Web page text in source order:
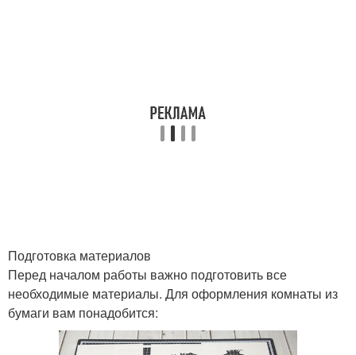
Подготовка материалов
Перед началом работы важно подготовить все
необходимые материалы. Для оформления комнаты из
бумаги вам понадобится: